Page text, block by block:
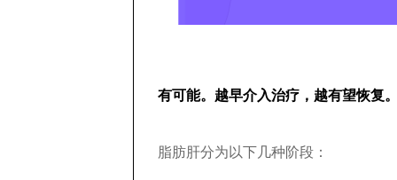
有可能。越早介入治疗，越有望恢复
脂肪肝分为以下几种阶段：